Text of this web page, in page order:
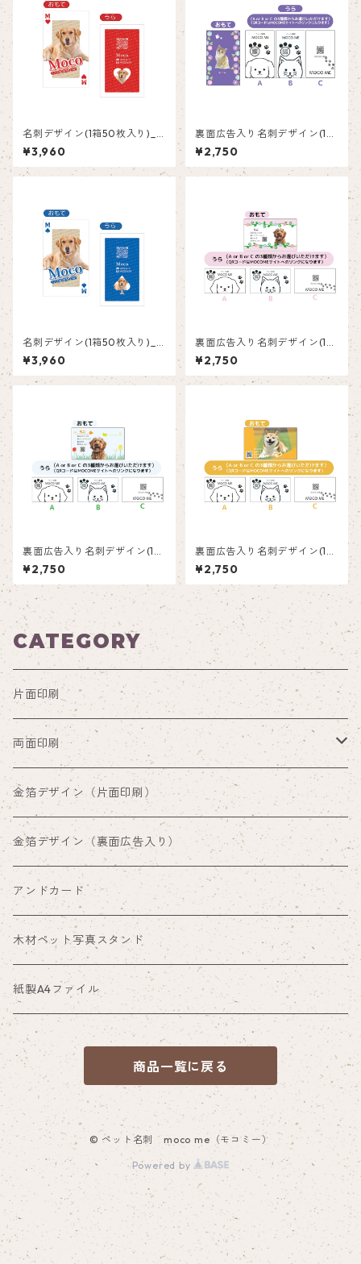
名刺デザイン(1箱50枚入り)_
トランプ_TRR001
¥3,960
裏面広告入り名刺デザイン(1箱
50枚入り)_紫陽花_HY001
¥2,750
名刺デザイン(1箱50枚入り)_
トランプ_TRB002
¥3,960
裏面広告入り名刺デザイン(1箱
50枚入り)_花_F002ad
¥2,750
裏面広告入り名刺デザイン(1箱
50枚入り)_蝶々_BF001ad
¥2,750
裏面広告入り名刺デザイン(1箱
50枚入り)_オレンジ横_R002
ad
¥2,750
CATEGORY
片面印刷
両面印刷
両面印刷（裏面通常デザイン）
両面印刷（裏面広告入り）
金箔デザイン（片面印刷）
金箔デザイン（裏面広告入り）
アンドカード
木材ペット写真スタンド
紙製A4ファイル
商品一覧に戻る
© ペット名刺 moco me（モコミー）
Powered by